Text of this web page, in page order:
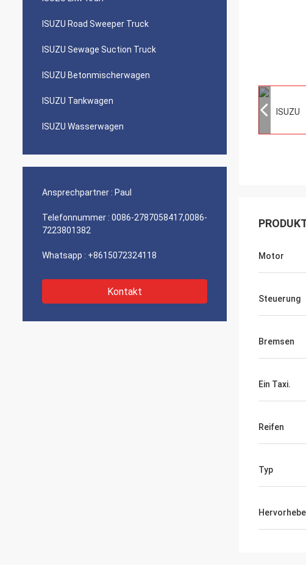
ISUZU Road Sweeper Truck
ISUZU Sewage Suction Truck
ISUZU Betonmischerwagen
ISUZU Tankwagen
ISUZU Wasserwagen
Ansprechpartner : Paul
Telefonnummer : 0086-2787058417,0086-
7223801382
Whatsapp : +8615072324118
Kontakt
Motor
Steuerung
Bremsen
Ein Taxi.
Reifen
Typ